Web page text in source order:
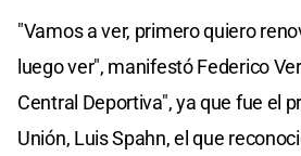
"Vamos a ver, primero quiero
luego ver", manifestó Federico
Central Deportiva", ya que fue el
Unión, Luis Spahn, el que